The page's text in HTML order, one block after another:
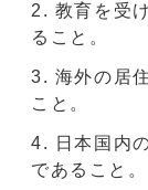
教育を受
ること。
海外の居
こと。
日本国内
であること。